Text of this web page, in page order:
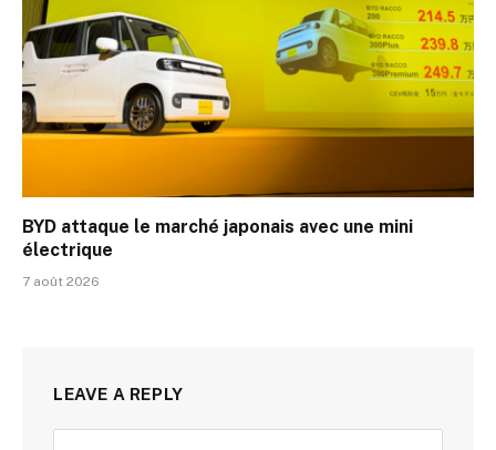
BYD attaque le marché japonais avec une mini
électrique
7 août 2026
LEAVE A REPLY